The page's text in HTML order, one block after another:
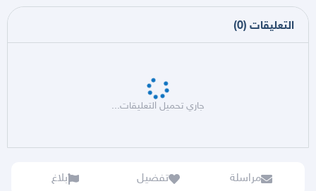
التعليقات (
0
)
جاري تحميل التعليقات...
مراسلة تفضيل بلاغ